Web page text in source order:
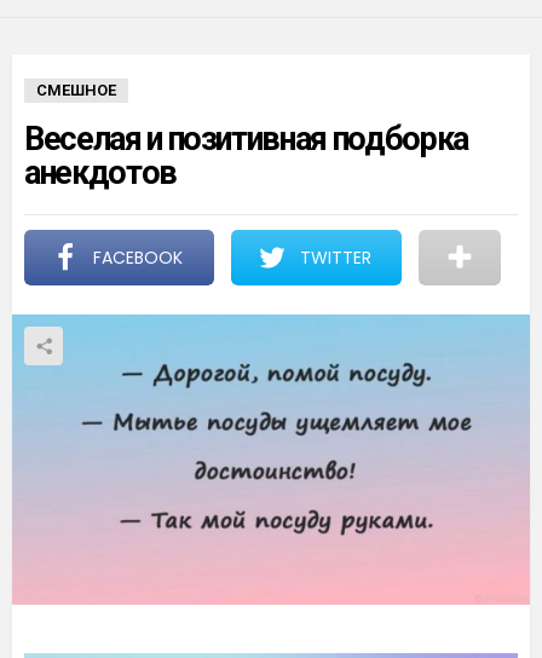
СМЕШНОЕ
Веселая и позитивная подборка
анекдотов
FACEBOOK TWITTER